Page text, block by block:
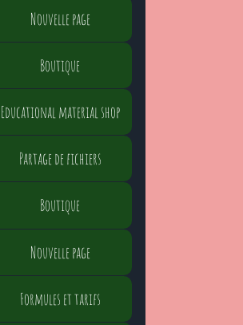
Nouvelle page
Boutique
Educational material shop
Partage de fichiers
Boutique
Nouvelle page
Formules et tarifs